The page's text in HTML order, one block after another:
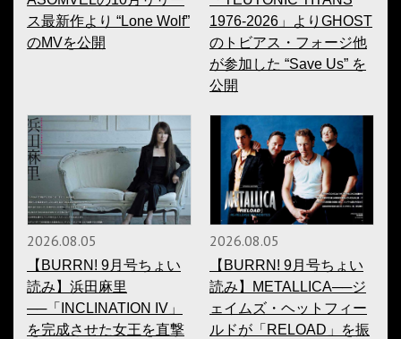
ス最新作より “Lone Wolf”
のMVを公開
1976-2026」よりGHOST
のトビアス・フォージ他
が参加した “Save Us” を
公開
2026.08.05
【BURRN! 9月号ちょい
読み】浜田麻里
──「INCLINATION IV」
を完成させた女王を直撃
2026.08.05
【BURRN! 9月号ちょい
読み】METALLICA──ジ
ェイムズ・ヘットフィー
ルドが「RELOAD」を振